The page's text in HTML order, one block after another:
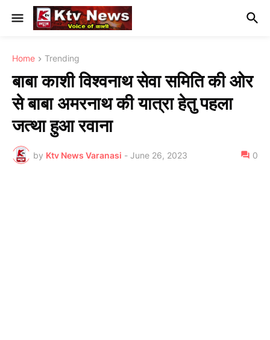
Home Trending
बाबा काशी विश्वनाथ सेवा समिति की ओर
से बाबा अमरनाथ की यात्रा हेतु पहला
जत्था हुआ रवाना
by Ktv News Varanasi - June 26, 2023 0